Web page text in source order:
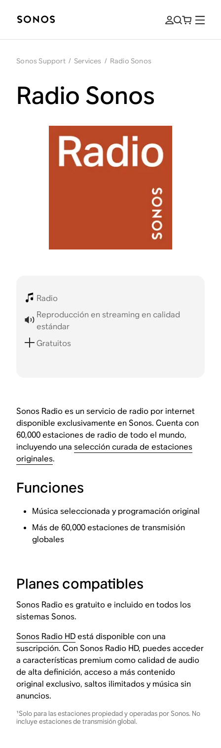
Sonos Support / Services / Radio Sonos
Radio Sonos
Radio
Reproducción en streaming en calidad
estándar
Gratuitos
Sonos Radio es un servicio de radio por internet
disponible exclusivamente en Sonos. Cuenta con
60,000 estaciones de radio de todo el mundo,
incluyendo unaselección curada de estaciones
originales.
Funciones
Música seleccionada y programación original
Más de 60,000 estaciones de transmisión
globales
Planes compatibles
Sonos Radio es gratuito e incluido en todos los
sistemas Sonos.
Sonos Radio HDestá disponible con una
suscripción. Con Sonos Radio HD, puedes acceder
a características premium como calidad de audio
de alta definición, acceso a más contenido
original exclusivo, saltos ilimitados y música sin
anuncios.
¹Solo para las estaciones propiedad y operadas por Sonos. No
incluye estaciones de transmisión global.